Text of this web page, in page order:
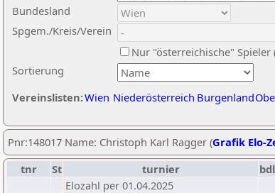
Sortierung
Bundesland
Spgem./Kreis/Verein
Nur "österreichische" Spieler
Vereinslisten:Wien Niederösterreich Burgenland
Pnr:148017 Name: Christoph Karl Ragger (Grafik Elo-
tnr
St turnier
Elozahl per 01.04.2025